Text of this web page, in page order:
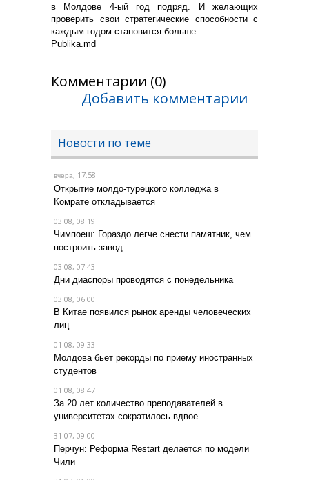
в Молдове 4-ый год подряд. И желающих
проверить свои стратегические способности с
каждым годом становится больше.
Publika.md
Комментарии (0)
Добавить комментарии
Новости по теме
вчера, 17:58
Открытие молдо-турецкого колледжа в
Комрате откладывается
03.08, 08:19
Чимпоеш: Гораздо легче снести памятник, чем
построить завод
03.08, 07:43
Дни диаспоры проводятся с понедельника
03.08, 06:00
В Китае появился рынок аренды человеческих
лиц
01.08, 09:33
Молдова бьет рекорды по приему иностранных
студентов
01.08, 08:47
За 20 лет количество преподавателей в
университетах сократилось вдвое
31.07, 09:00
Перчун: Реформа Restart делается по модели
Чили